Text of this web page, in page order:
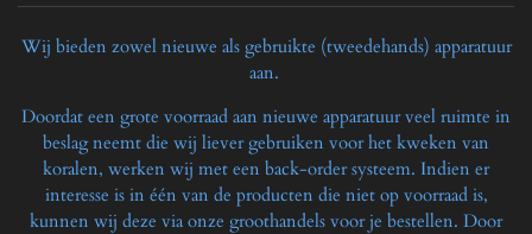
Wij bieden zowel nieuwe als gebruikte (tweedehands) apparatuur
aan.
Doordat een grote voorraad aan nieuwe apparatuur veel ruimte in
beslag neemt die wij liever gebruiken voor het kweken van
koralen, werken wij met een back-order systeem. Indien er
interesse is in één van de producten die niet op voorraad is,
kunnen wij deze via onze groothandels voor je bestellen. Door